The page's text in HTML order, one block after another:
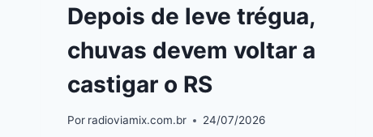
Depois de leve trégua,
chuvas devem voltar a
castigar o RS
Por radioviamix.com.br 24/07/2026